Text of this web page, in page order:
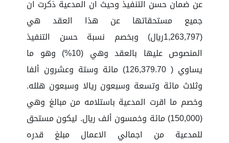
عن ضمان حسن التنفيذ وحيث ان المدعية ذكرت ان
جميع مستحقاتها عن هذا العقد هي
(1,263,797ريال) وبخصم نسبة حسن التنفيذ
المنصوص عليها بالعقد وهي (10%) وهو ما
يساوي ( 126,379.70) مائة وستة وعشرون ألفا
وثلاث مائة وتسعة وسبعون ريالا وسبعون هلله.
وخصم ما اقرت المدعية باستلامه من مبالغ وهي
(150,000) مائة وخمسون ألف ريال. ليكون مستحق
للمدعية من اجمالي الاعمال مبلغ قدره